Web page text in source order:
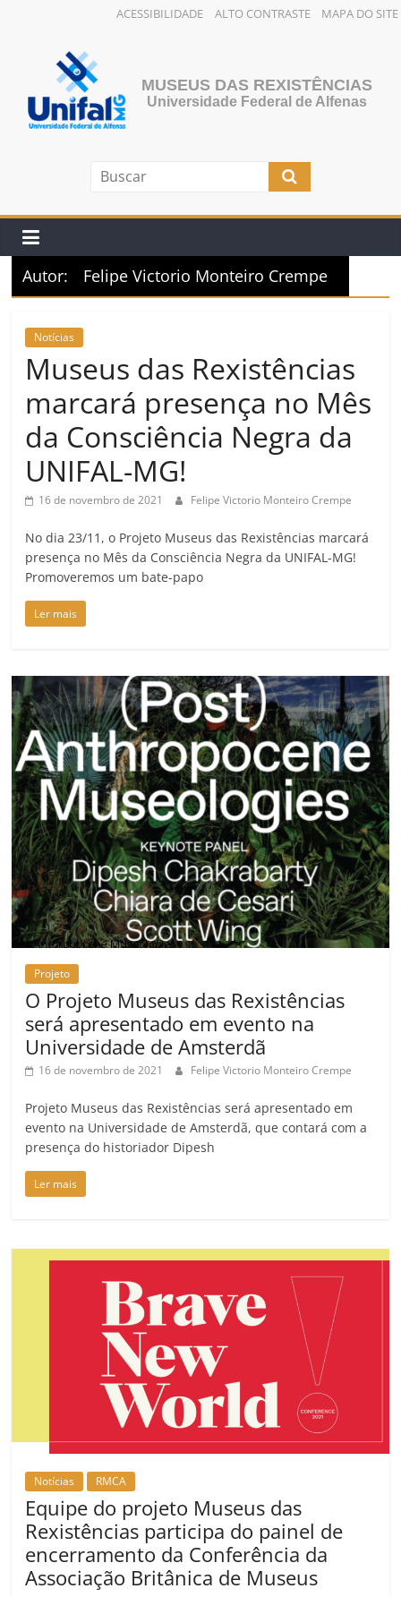
ACESSIBILIDADE ALTO CONTRASTE MAPA DO SITE
conteúdo
MUSEUS DAS REXISTÊNCIAS
Universidade Federal de Alfenas
Autor: Felipe Victorio Monteiro Crempe
Notícias
Museus das Rexistências
marcará presença no Mês
da Consciência Negra da
UNIFAL-MG!
16 de novembro de 2021 Felipe Victorio Monteiro Crempe
No dia 23/11, o Projeto Museus das Rexistências marcará
presença no Mês da Consciência Negra da UNIFAL-MG!
Promoveremos um bate-papo
Ler mais
Projeto
O Projeto Museus das Rexistências
será apresentado em evento na
Universidade de Amsterdã
16 de novembro de 2021 Felipe Victorio Monteiro Crempe
Projeto Museus das Rexistências será apresentado em
evento na Universidade de Amsterdã, que contará com a
presença do historiador Dipesh
Ler mais
Notícias RMCA
Equipe do projeto Museus das
Rexistências participa do painel de
encerramento da Conferência da
Associação Britânica de Museus